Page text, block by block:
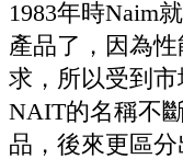
1983年時Naim
產品了，因為
求，所以受到
NAIT的名稱不
品，後來更區分